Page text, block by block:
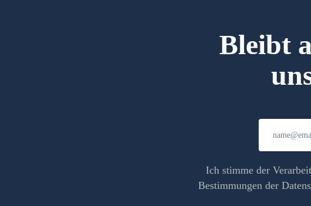
Bleibt
Ich stimme der
Bestimmungen der